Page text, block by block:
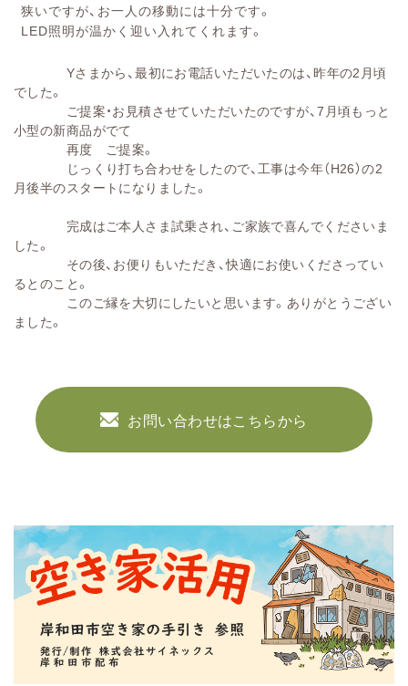
狭いですが、お一人の移動には十分です。
LED照明が温かく迎い入れてくれます。
Yさまから、最初にお電話いただいたのは、昨年の2月頃
でした。
ご提案・お見積させていただいたのですが、7月頃もっと
小型の新商品がでて
再度 ご提案。
じっくり打ち合わせをしたので、工事は今年（H26）の2
月後半のスタートになりました。
完成はご本人さま試乗され、ご家族で喜んでくださいま
した。
その後、お便りもいただき、快適にお使いくださってい
るとのこと。
このご縁を大切にしたいと思います。ありがとうござい
ました。
お問い合わせはこちらから